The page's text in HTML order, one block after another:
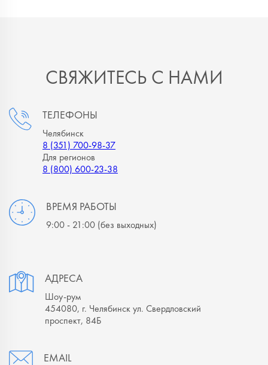
СВЯЖИТЕСЬ С НАМИ
ТЕЛЕФОНЫ
Челябинск
8 (351) 700-98-37
Для регионов
8 (800) 600-23-38
ВРЕМЯ РАБОТЫ
9:00 - 21:00 (без выходных)
АДРЕСА
Шоу-рум
454080, г. Челябинск ул. Свердловский
проспект, 84Б
EMAIL